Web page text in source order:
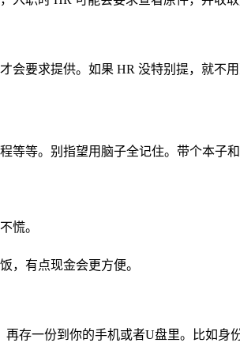
会要求提供。如果 HR 没特别提，就不
等等。别指望用脑子全记住。带个本子
慌。
，有点现金会更方便。
存一份到你的手机或者U盘里。比如